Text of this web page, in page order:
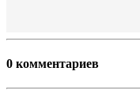
0 комментариев